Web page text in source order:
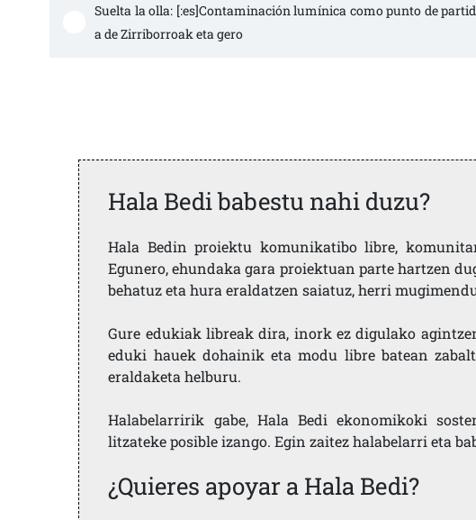
Suelta la olla: [:es]Contaminación lumínica como punto de
a de Zirriborroak eta gero
Hala Bedi babestu nahi duzu?
Hala Bedin proiektu komunikatibo libre,
Egunero, ehundaka gara proiektuan parte hartzen
behatuz eta hura eraldatzen saiatuz, herri
Gure edukiak libreak dira, inork ez digulako
eduki hauek dohainik eta modu libre batean
eraldaketa helburu.
Halabelarririk gabe, Hala Bedi ekonomikoki
litzateke posible izango. Egin zaitez halabelarri eta
¿Quieres apoyar a Hala Bedi?